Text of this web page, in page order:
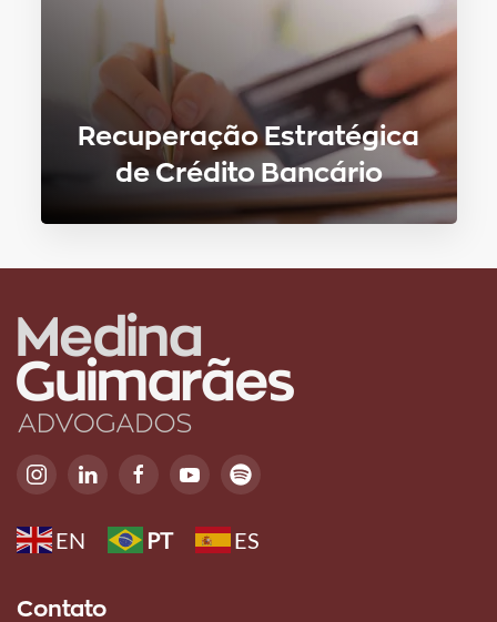
Recuperação Estratégica
de Crédito Bancário
EN PT ES
Contato